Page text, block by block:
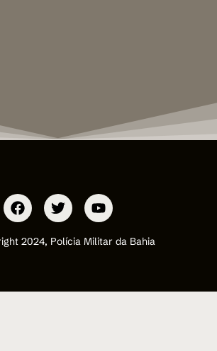
2024, Polícia Militar da Bahia